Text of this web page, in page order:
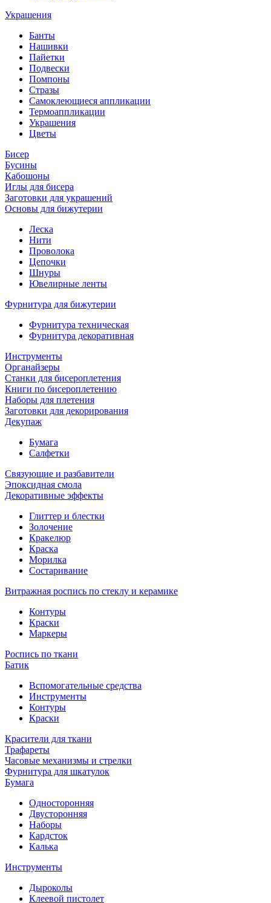
Украшения
Банты
Нашивки
Пайетки
Подвески
Помпоны
Стразы
Самоклеющиеся аппликации
Термоаппликации
Украшения
Цветы
Бисер
Бусины
Кабошоны
Иглы для бисера
Заготовки для украшений
Основы для бижутерии
Леска
Нити
Проволока
Цепочки
Шнуры
Ювелирные ленты
Фурнитура для бижутерии
Фурнитура техническая
Фурнитура декоративная
Инструменты
Органайзеры
Станки для бисероплетения
Книги по бисероплетению
Наборы для плетения
Заготовки для декорирования
Декупаж
Бумага
Салфетки
Связующие и разбавители
Эпоксидная смола
Декоративные эффекты
Глиттер и блестки
Золочение
Кракелюр
Краска
Морилка
Состаривание
Витражная роспись по стеклу и керамике
Контуры
Краски
Маркеры
Роспись по ткани
Батик
Вспомогательные средства
Инструменты
Контуры
Краски
Красители для ткани
Трафареты
Часовые механизмы и стрелки
Фурнитура для шкатулок
Бумага
Односторонняя
Двусторонняя
Наборы
Кардсток
Калька
Инструменты
Дыроколы
Клеевой пистолет